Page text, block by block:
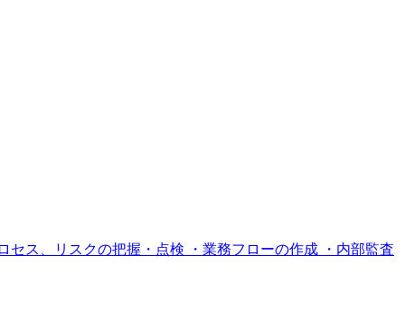
ス、リスクの把握・点検 ・業務フローの作成 ・内部監査